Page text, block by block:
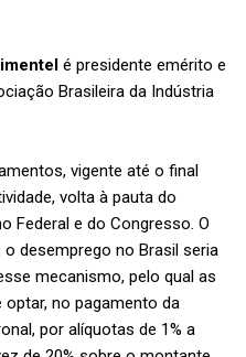
é presidente emérito e
Brasileira da Indústria
vigente até o final
volta à pauta do
Federal e do Congresso. O
desemprego no Brasil seria
mecanismo, pelo qual as
no pagamento da
por alíquotas de 1% a